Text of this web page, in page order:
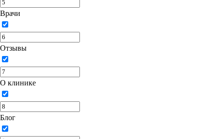
Врачи
Отзывы
О клинике
Блог